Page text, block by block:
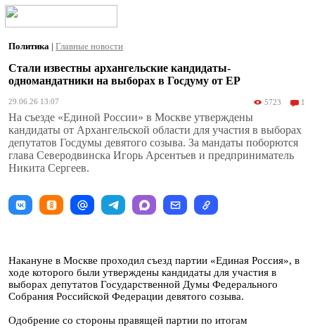
Политика | Главные новости
Стали известны архангельские кандидаты-
одномандатники на выборах в Госдуму от ЕР
29.06.26 13:07 5723 1
На съезде «Единой России» в Москве утверждены
кандидаты от Архангельской области для участия в выборах
депутатов Госдумы девятого созыва. За мандаты поборются
глава Северодвинска Игорь Арсентьев и предприниматель
Никита Сергеев.
Накануне в Москве проходил съезд партии «Единая Россия», в
ходе которого были утверждены кандидаты для участия в
выборах депутатов Государственной Думы Федерального
Собрания Российской Федерации девятого созыва.
Одобрение со стороны правящей партии по итогам